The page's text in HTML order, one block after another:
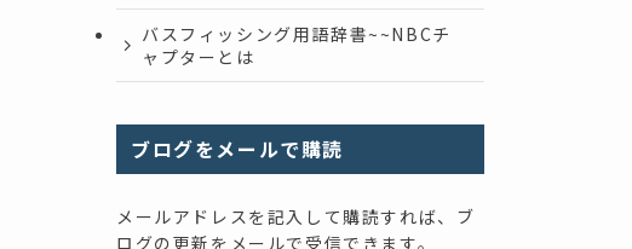
バスフィッシング用語辞書~~NBCチ
ャプターとは
ブログをメールで購読
メールアドレスを記入して購読すれば、ブ
ログの更新をメールで受信できます。